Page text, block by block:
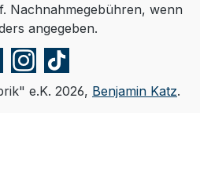
Nachnahmegebühren, wenn
angegeben.
e.K. 2026, Benjamin Katz.